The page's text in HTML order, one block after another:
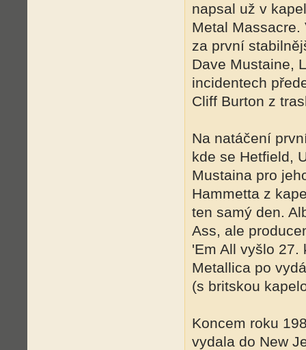
napsal už v
Metal
za první
Dave Mustaine,
incidentech
Cliff Burton z
Na natáčení
kde se Hetfield,
Mustaina pro
Hammetta z
ten samý den.
Ass, ale
'Em All vyšlo 27.
Metallica po
(s britskou
Koncem roku
vydala do New